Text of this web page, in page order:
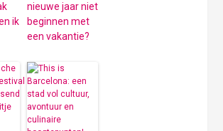
ik
nieuwe jaar niet
beginnen met
een vakantie?